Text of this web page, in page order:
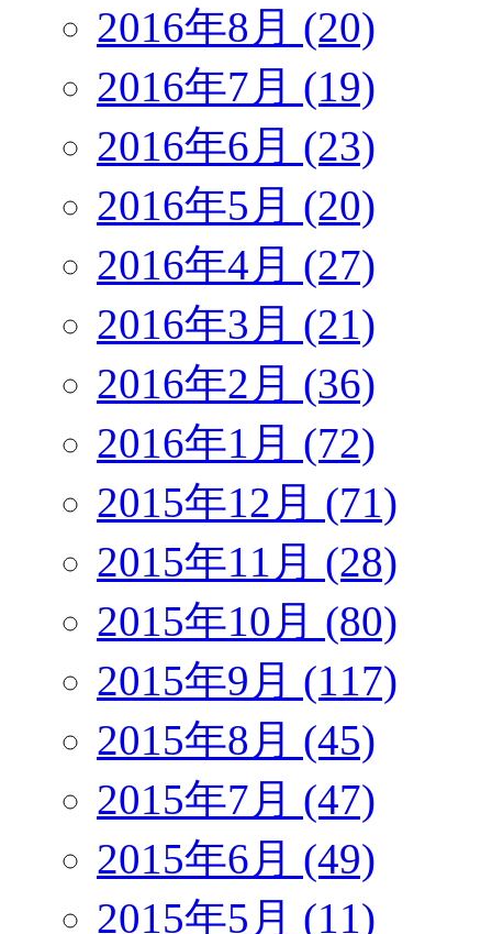
2016年8月 (20)
2016年7月 (19)
2016年6月 (23)
2016年5月 (20)
2016年4月 (27)
2016年3月 (21)
2016年2月 (36)
2016年1月 (72)
2015年12月 (71)
2015年11月 (28)
2015年10月 (80)
2015年9月 (117)
2015年8月 (45)
2015年7月 (47)
2015年6月 (49)
2015年5月 (11)